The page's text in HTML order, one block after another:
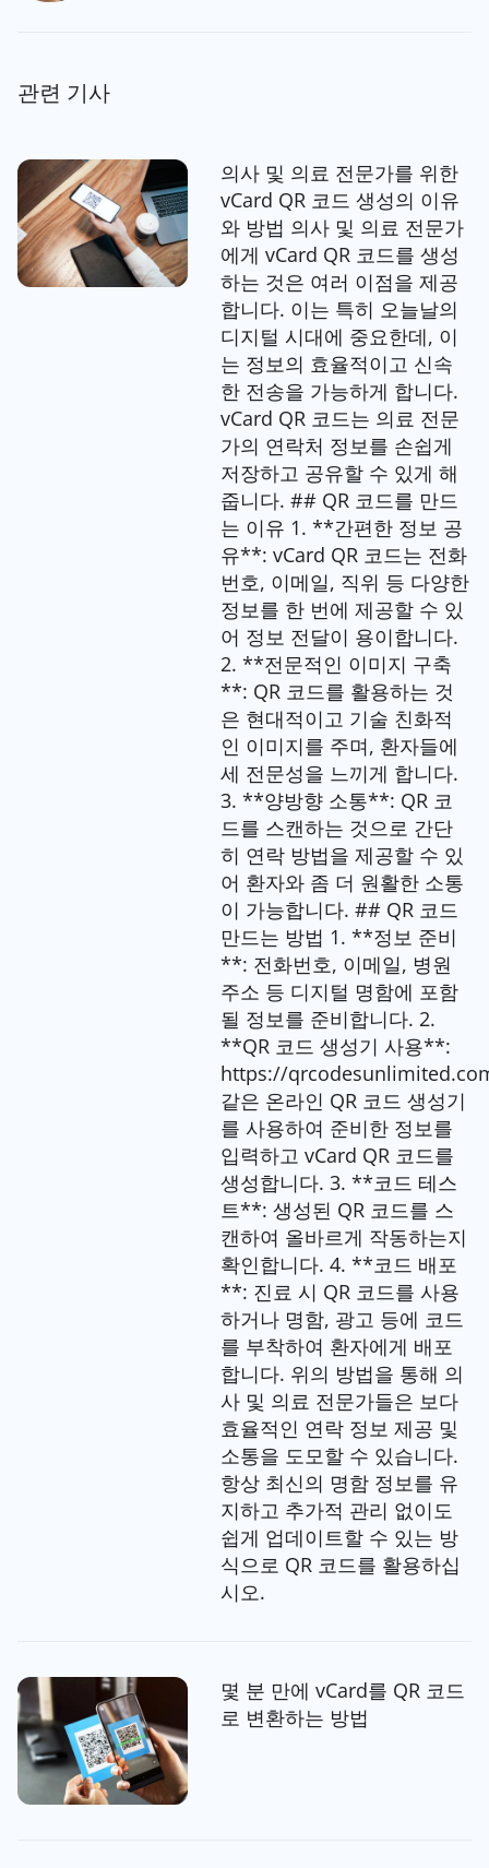
관련 기사
의사 및 의료 전문가를 위한
vCard QR 코드 생성의 이유
와 방법 의사 및 의료 전문가
에게 vCard QR 코드를 생성
하는 것은 여러 이점을 제공
합니다. 이는 특히 오늘날의
디지털 시대에 중요한데, 이
는 정보의 효율적이고 신속
한 전송을 가능하게 합니다.
vCard QR 코드는 의료 전문
가의 연락처 정보를 손쉽게
저장하고 공유할 수 있게 해
줍니다. ## QR 코드를 만드
는 이유 1. **간편한 정보 공
유**: vCard QR 코드는 전화
번호, 이메일, 직위 등 다양한
정보를 한 번에 제공할 수 있
어 정보 전달이 용이합니다.
2. **전문적인 이미지 구축
**: QR 코드를 활용하는 것
은 현대적이고 기술 친화적
인 이미지를 주며, 환자들에
세 전문성을 느끼게 합니다.
3. **양방향 소통**: QR 코
드를 스캔하는 것으로 간단
히 연락 방법을 제공할 수 있
어 환자와 좀 더 원활한 소통
이 가능합니다. ## QR 코드
만드는 방법 1. **정보 준비
**: 전화번호, 이메일, 병원
주소 등 디지털 명함에 포함
될 정보를 준비합니다. 2.
**QR 코드 생성기 사용**:
https://
같은 온라인 QR 코드 생성기
를 사용하여 준비한 정보를
입력하고 vCard QR 코드를
생성합니다. 3. **코드 테스
트**: 생성된 QR 코드를 스
캔하여 올바르게 작동하는지
확인합니다. 4. **코드 배포
**: 진료 시 QR 코드를 사용
하거나 명함, 광고 등에 코드
를 부착하여 환자에게 배포
합니다. 위의 방법을 통해 의
사 및 의료 전문가들은 보다
효율적인 연락 정보 제공 및
소통을 도모할 수 있습니다.
항상 최신의 명함 정보를 유
지하고 추가적 관리 없이도
쉽게 업데이트할 수 있는 방
식으로 QR 코드를 활용하십
시오.
몇 분 만에 vCard를 QR 코드
로 변환하는 방법